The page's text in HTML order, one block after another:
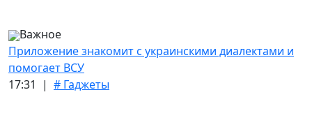
Важное
Приложение знакомит с украинскими диалектами и
помогает ВСУ
17:31 | # Гаджеты